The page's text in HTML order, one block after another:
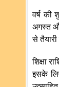
वर्ष की
अगस्त
से
शिक्षा
इसके